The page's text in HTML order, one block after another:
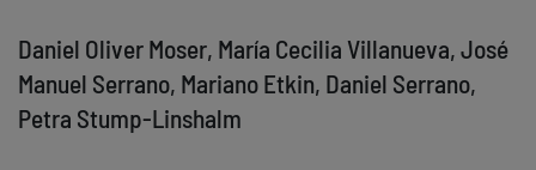
Daniel Oliver Moser, María Cecilia Villanueva, José
Manuel Serrano, Mariano Etkin, Daniel Serrano,
Petra Stump-Linshalm